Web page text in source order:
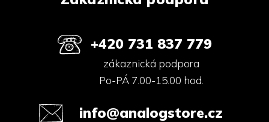
+420 731 837 779
zákaznická podpora
Po-PÁ 7.00-15.00 hod.
info@analogstore.cz